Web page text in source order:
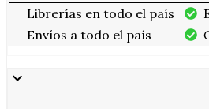
Librerías en todo el país
Envíos a todo el país